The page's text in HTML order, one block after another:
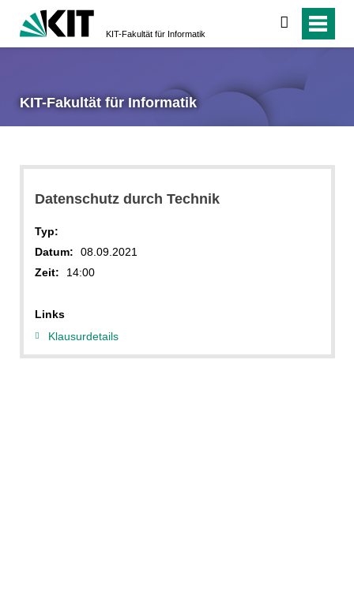
KIT-Fakultät für Informatik
suchen
KIT-Fakultät für Informatik
Datenschutz durch Technik
Typ:
Datum:
08.09.2021
Zeit:
14:00
Links
Klausurdetails